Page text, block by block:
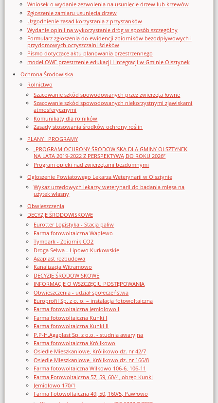
Wniosek o wydanie zezwolenia na usunięcie drzew lub krzewów
Zgłoszenie zamiaru usunięcia drzew
Uzgodnienie zasad korzystania z przystanków
Wydanie opinii na wykorzystanie dróg w sposób szczególny
Formularz zgłoszenia do ewidencji zbiorników bezodpływowych i
przydomowych oczyszczalni ścieków
Pismo dotyczące aktu planowania przestrzennego
modeLOWE przestrzenie edukacji i integracji w Gminie Olsztynek
Ochrona Środowiska
Rolnictwo
Szacowanie szkód spowodowanych przez zwierzęta łowne
Szacowanie szkód spowodowanych niekorzystnymi zjawiskami
atmosferycznymi
Komunikaty dla rolników
Zasady stosowania środków ochrony roślin
PLANY I PROGRAMY
„PROGRAM OCHRONY ŚRODOWISKA DLA GMINY OLSZTYNEK
NA LATA 2019-2022 Z PERSPEKTYWĄ DO ROKU 2026”
Program opieki nad zwierzętami bezdomnymi
Ogloszenie Powiatowego Lekarza Weterynarii w Olsztynie
Wykaz urzędowych lekarzy weterynarii do badania mięsa na
użytek własny
Obwieszczenia
DECYZJE ŚRODOWISKOWE
Eurotter Logistyka - Stacja paliw
Farma fotowoltaiczna Waplewo
Tymbark - Zbiornik CO2
Droga Selwa - Lipowo Kurkowskie
Agaplast rozbudowa
Kanalizacja Witramowo
DECYZJE ŚRODOWISKOWE
INFORMACJE O WSZCZĘCIU POSTĘPOWANIA
Obwieszczenia - udział społeczeństwa
Europrofil Sp. z o. o. – instalacja fotowoltaiczna
Farma fotowoltaiczna Jemiołowo I
Farma fotowoltaiczna Kunki I
Farma fotowoltaiczna Kunki II
P.P-H.Agaplast Sp. z o.o. - studnia awaryjna
Farma fotowoltaiczna Królikowo
Osiedle Mieszkaniowe, Królikowo dz. nr 42/7
Osiedle Mieszkaniowe, Królikowo dz. nr 166/8
Farma fotowoltaiczna Wilkowo 106-6, 106-11
Farma Fotowoltaiczna 57, 59, 60/4, obręb Kunki
Jemiołowo 170/1
Farma Fotowoltaiczna 49, 50, 160/5, Pawłowo